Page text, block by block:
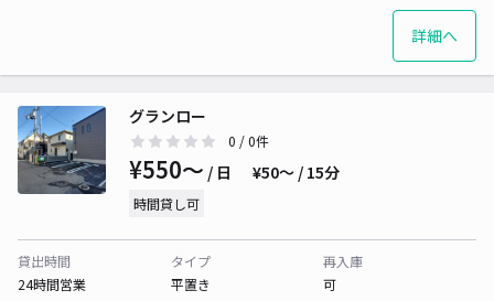
詳細へ
グランロー
0 / 0件
¥550〜 / 日 ¥50〜 / 15分
時間貸し可
貸出時間
24時間営業
タイプ
平置き
再入庫
可